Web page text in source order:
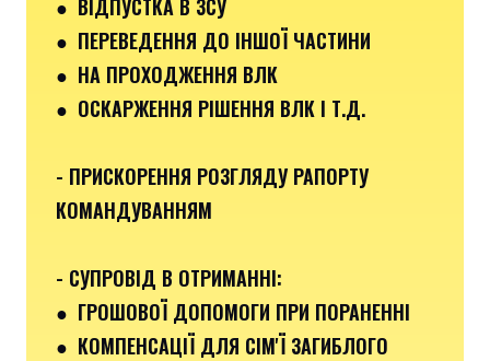
● ВІДПУСТКА В ЗСУ
● ПЕРЕВЕДЕННЯ ДО ІНШОЇ ЧАСТИНИ
● НА ПРОХОДЖЕННЯ ВЛК
● ОСКАРЖЕННЯ РІШЕННЯ ВЛК І Т.Д.
- ПРИСКОРЕННЯ РОЗГЛЯДУ РАПОРТУ
КОМАНДУВАННЯМ
- СУПРОВІД В ОТРИМАННІ:
● ГРОШОВОЇ ДОПОМОГИ ПРИ ПОРАНЕННІ
● КОМПЕНСАЦІЇ ДЛЯ СІМ'Ї ЗАГИБЛОГО